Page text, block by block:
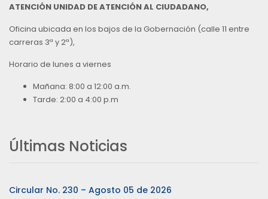
ATENCIÓN UNIDAD DE ATENCIÓN AL CIUDADANO,
Oficina ubicada en los bajos de la Gobernación (calle 11 entre
carreras 3ª y 2ª),
Horario de lunes a viernes
Mañana: 8:00 a 12:00 a.m.
Tarde: 2:00 a 4:00 p.m
Últimas Noticias
Circular No. 230 – Agosto 05 de 2026